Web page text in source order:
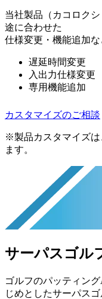
当社製品（カコロク
途に合わせた
仕様変更・機能追加な
遅延時間変更
入出力仕様変更
専用機能追加
カスタマイズのご相談
※製品カスタマイズは
ます。
サーパスゴル
ゴルフのパッティン
じめとしたサーパス